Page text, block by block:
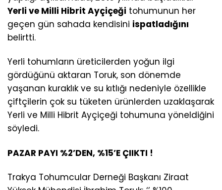
Yerli ve Milli Hibrit Ayçiçeği tohumunun her
geçen gün sahada kendisini ispatladığını
belirtti.
Yerli tohumların üreticilerden yoğun ilgi
gördüğünü aktaran Toruk, son dönemde
yaşanan kuraklık ve su kıtlığı nedeniyle özellikle
çiftçilerin çok su tüketen ürünlerden uzaklaşarak
Yerli ve Milli Hibrit Ayçiçeği tohumuna yöneldiğini
söyledi.
PAZAR PAYI %2’DEN, %15’E ÇIIKTI !
Trakya Tohumcular Derneği Başkanı Ziraat